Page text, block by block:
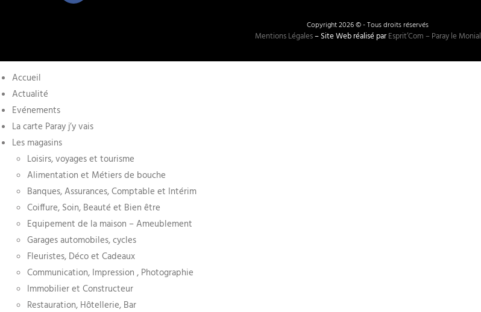
Copyright 2026 © - Tous droits réservés
Mentions Légales– Site Web réalisé parEsprit’Com – Paray le Monial
Accueil
Actualité
Evénements
La carte Paray j’y vais
Les magasins
Loisirs, voyages et tourisme
Alimentation et Métiers de bouche
Banques, Assurances, Comptable et Intérim
Coiffure, Soin, Beauté et Bien être
Equipement de la maison – Ameublement
Garages automobiles, cycles
Fleuristes, Déco et Cadeaux
Communication, Impression , Photographie
Immobilier et Constructeur
Restauration, Hôtellerie, Bar